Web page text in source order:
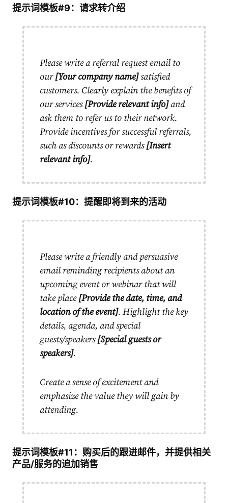
提示词模板#9：请求转介绍
Please write a referral request email to
our[Your company name]satisfied
customers. Clearly explain the benefits of
our services[Provide relevant info]and
ask them to refer us to their network.
Provide incentives for successful referrals,
such as discounts or rewards[Insert
relevant info].
提示词模板#10：提醒即将到来的活动
Please write a friendly and persuasive
email reminding recipients about an
upcoming event or webinar that will
take place[Provide the date, time, and
location of the event]. Highlight the key
details, agenda, and special
guests/speakers[Special guests or
speakers].
Create a sense of excitement and
emphasize the value they will gain by
attending.
提示词模板#11：购买后的跟进邮件，并提供相关
产品/服务的追加销售